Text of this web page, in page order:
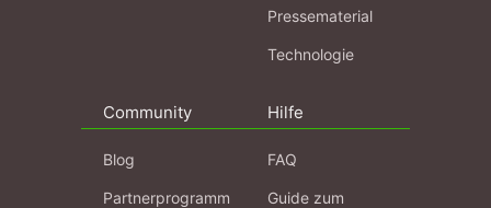
Pressematerial
Technologie
Community
Blog
Partnerprogramm
Hilfe
FAQ
Guide zum